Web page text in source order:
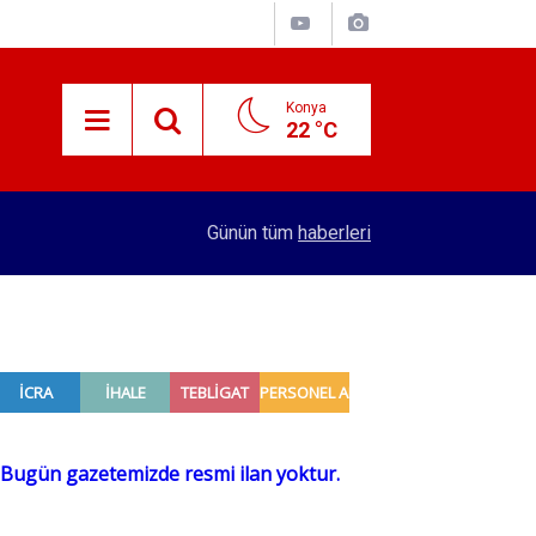
Konya
22 °C
Başkan Pekyatırmacı’dan esnaf ziyareti
Günün tüm haberleri